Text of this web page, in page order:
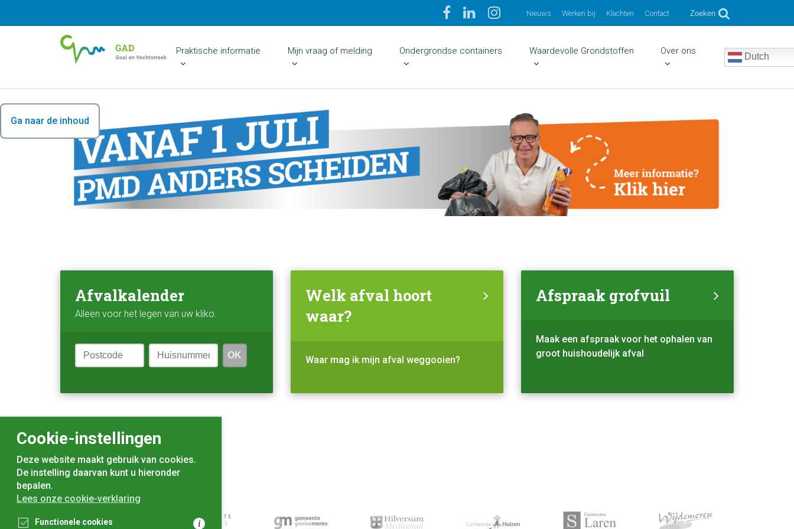
Ga naar de inhoud
Nieuws Werken bij Klachten Contact Zoeken
Praktische informatie Mijn vraag of melding Ondergrondse containers Waardevolle Grondstoffen Over ons
Dutch
Afvalkalender
Alleen voor het legen van uw kliko.
OK
Welk afval hoort
waar?
Waar mag ik mijn afval weggooien?
Afspraak grofvuil
Maak een afspraak voor het ophalen van
groot huishoudelijk afval
Nieuws
Cookie-instellingen
Deze website maakt gebruik van cookies.
De instelling daarvan kunt u hieronder
bepalen.
Lees onze cookie-verklaring
Functionele cookies i